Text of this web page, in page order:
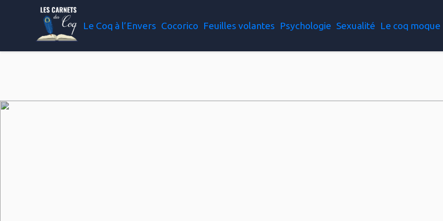
Le Coq à l’Envers Cocorico Feuilles volantes Psychologie Sexualité Le coq moque